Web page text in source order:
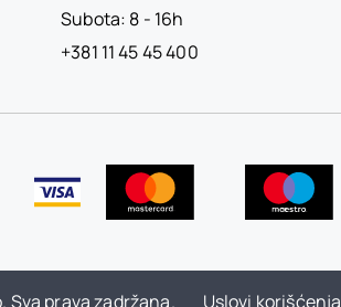
Subota: 8 - 16h
+381 11 45 45 400
prava zadržana. Uslovi korišćenja